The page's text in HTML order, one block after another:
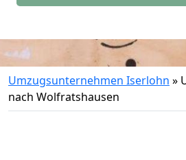
Umzugsunternehmen Iserlohn »
nach Wolfratshausen